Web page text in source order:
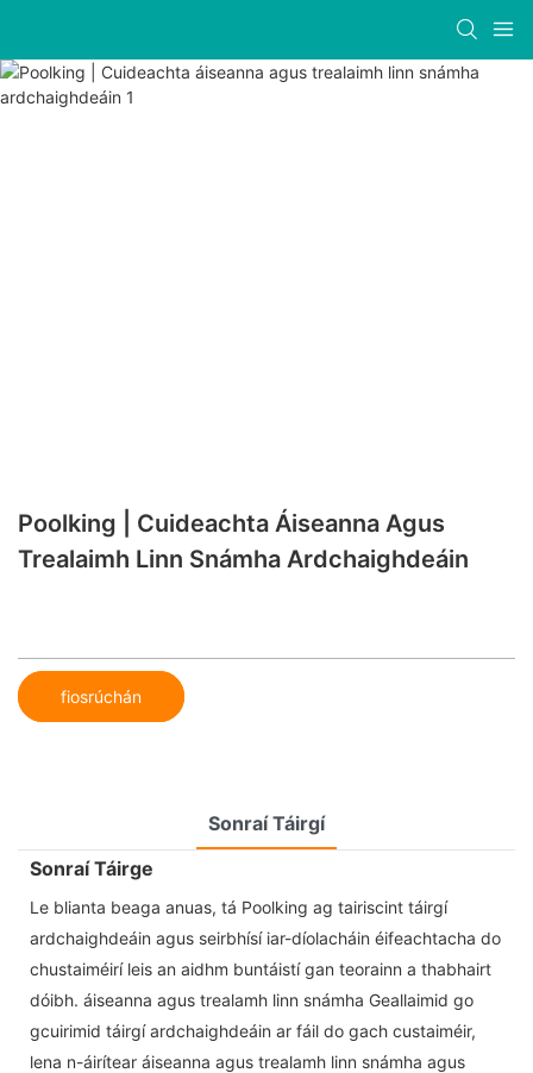
Poolking | Cuideachta Áiseanna Agus
Trealaimh Linn Snámha Ardchaighdeáin
fiosrúchán
Sonraí Táirgí
Sonraí Táirge
Le blianta beaga anuas, tá Poolking ag tairiscint táirgí
ardchaighdeáin agus seirbhísí iar-díolacháin éifeachtacha do
chustaiméirí leis an aidhm buntáistí gan teorainn a thabhairt
dóibh. áiseanna agus trealamh linn snámha Geallaimid go
gcuirimid táirgí ardchaighdeáin ar fáil do gach custaiméir,
lena n-áirítear áiseanna agus trealamh linn snámha agus